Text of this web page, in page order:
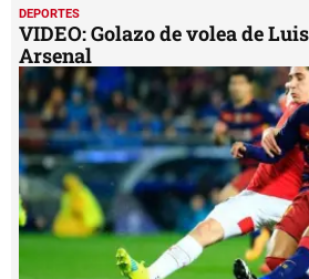
DEPORTES
VIDEO: Golazo de volea de
Arsenal